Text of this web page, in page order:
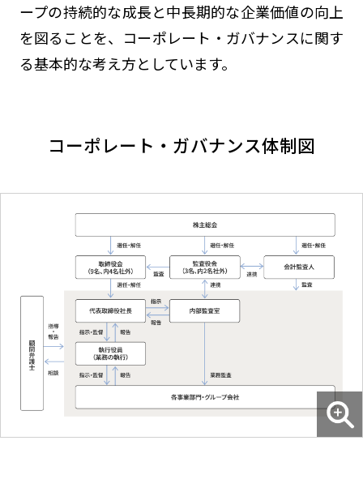
ープの持続的な成長と中長期的な企業価値の向上
を図ることを、コーポレート・ガバナンスに関す
る基本的な考え方としています。
コーポレート・ガバナンス体制図